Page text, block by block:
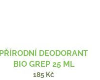
PŘÍRODNÍ DEODORANT
BIO GREP 25 ML
185 Kč